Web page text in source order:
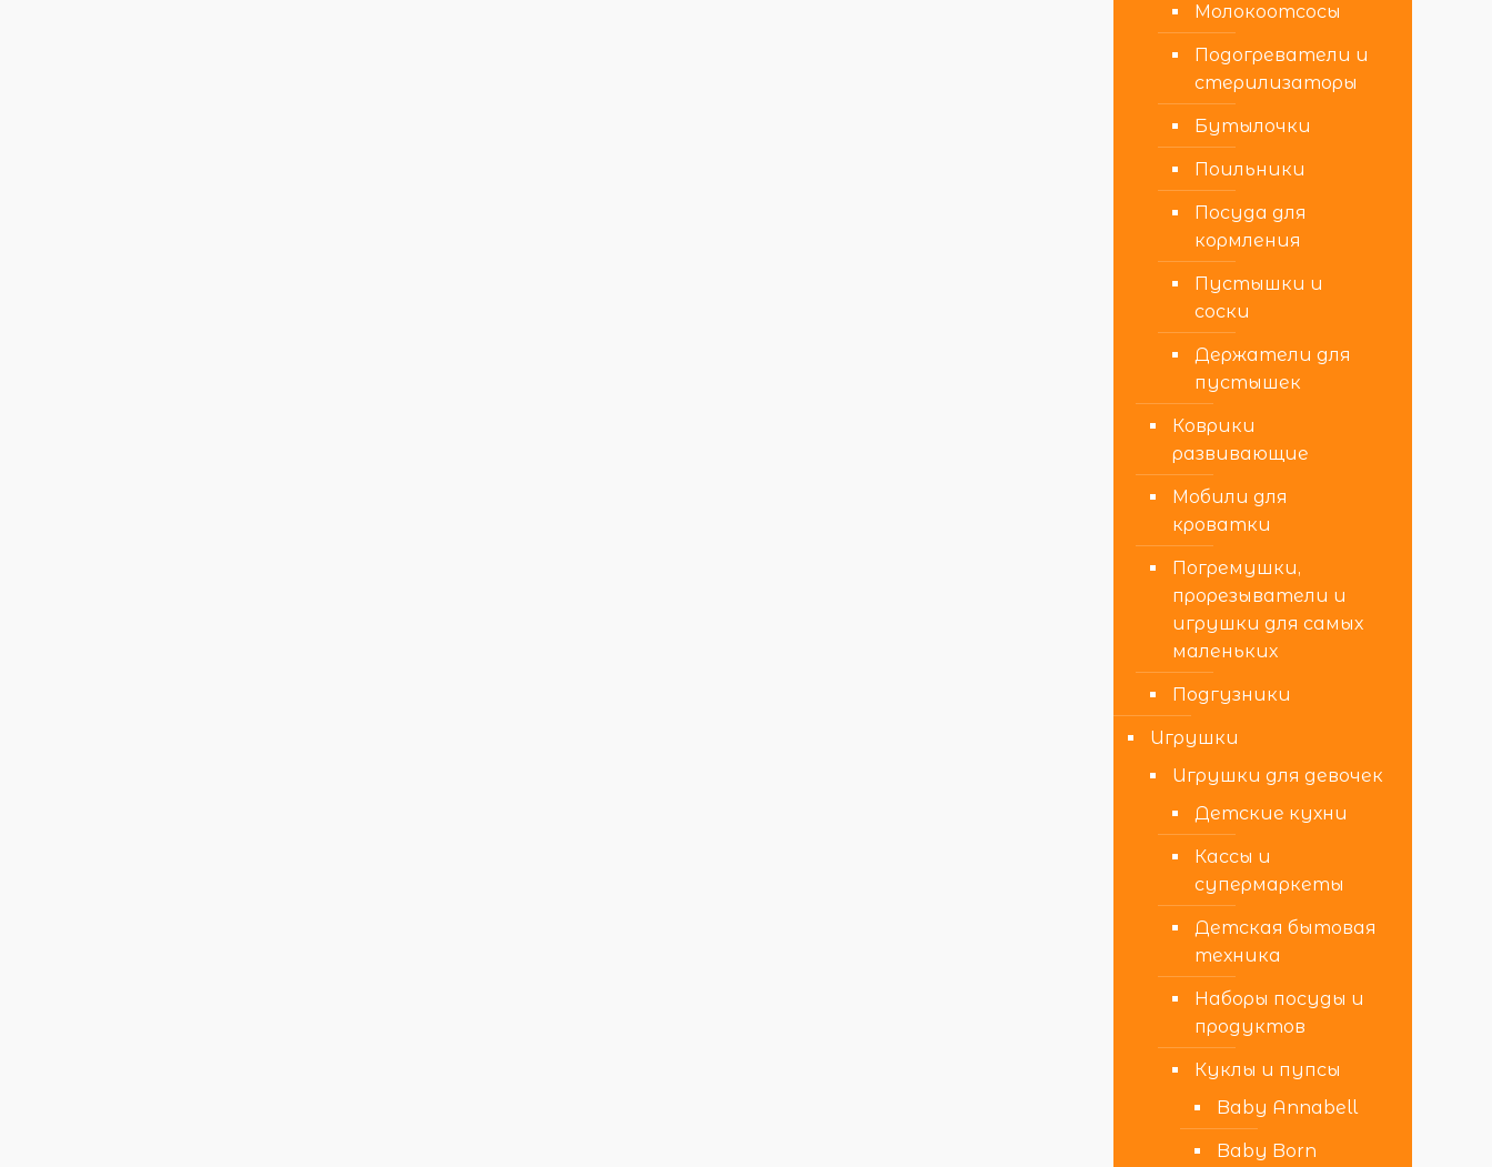
Молокоотсосы
Подогреватели и
стерилизаторы
Бутылочки
Поильники
Посуда для
кормления
Пустышки и
соски
Держатели для
пустышек
Коврики
развивающие
Мобили для
кроватки
Погремушки,
прорезыватели и
игрушки для самых
маленьких
Подгузники
Игрушки
Игрушки для девочек
Детские кухни
Кассы и
супермаркеты
Детская бытовая
техника
Наборы посуды и
продуктов
Куклы и пупсы
Baby Annabell
Baby Born